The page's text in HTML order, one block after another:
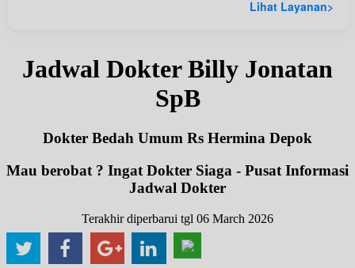
Lihat Layanan>
Jadwal Dokter Billy Jonatan
SpB
Dokter Bedah Umum Rs Hermina Depok
Mau berobat ? Ingat Dokter Siaga - Pusat Informasi
Jadwal Dokter
Terakhir diperbarui tgl 06 March 2026